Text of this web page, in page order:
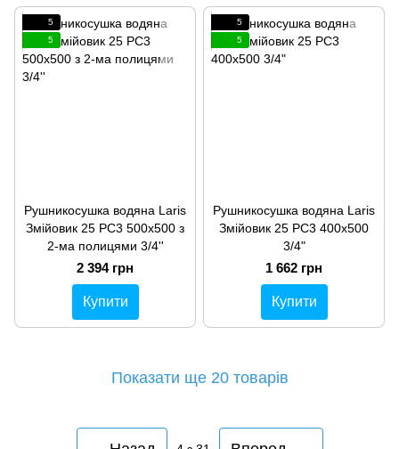
5
5
Рушникосушка водяна Laris
Змійовик 25 РС3 500х500 з
2-ма полицями 3/4''
2 394 грн
Купити
5
5
Рушникосушка водяна Laris
Змійовик 25 РС3 400х500
3/4"
1 662 грн
Купити
Показати ще 20 товарів